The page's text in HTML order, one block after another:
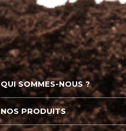
QUI SOMMES-NOUS ?
NOS PRODUITS